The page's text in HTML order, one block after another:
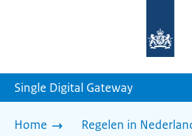
homepage
Single Digital Gateway
Home
Regelen in